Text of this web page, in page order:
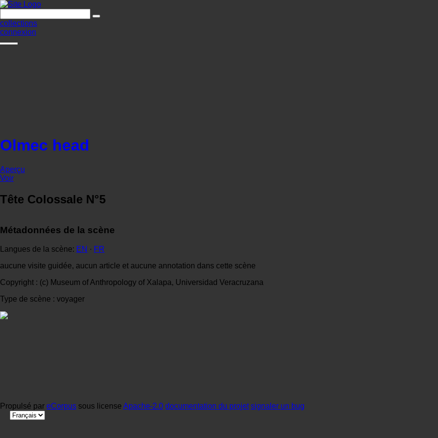
collections
connexion
Olmec head
Aperçu
Voir
Tête Colossale N°5
Métadonnées de la scène
Langues de la scène: EN · FR
aucune visite guidée, aucun article et aucune annotation dans cette scène
Copyright : (c) Museum of Anthropology of Xalapa, Universidad Veracruzana
Type de scène : voyager
Propulsé par eCorpus sous license Apache-2.0 documentation du projet signaler un bug